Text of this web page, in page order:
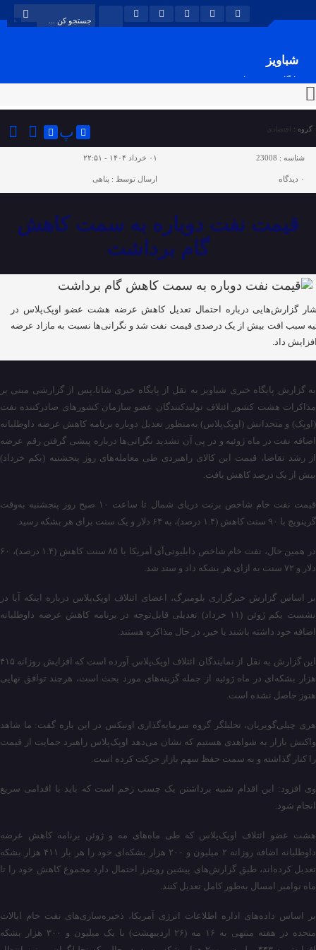
شباویز
پایگاه خبری شباویز
گروه : اقتصادی پ
شناسه : 23008 ۰۱ خرداد ۱۴۰۴ - ۲۲:۵۱
۰ دیدگاه ارسال توسط : پناهی
قیمت نفت دوباره به سمت کاهش
گام برداشت
گزارش‌هایی درباره احتمال تعدیل کاهش عرضه هشت عضو اوپک‌پلاس در
سبب افت بیش از یک درصدی قیمت نفت شد و نگرانی‌ها نسبت به مازاد عرضه
داد.
به گزارش پایگاه خبری شباویز به نقل از پایگاه خبری شانا،پس از گزارشی مبنی بر
مذاکرات هشت کشور ائتلاف تولیدکنندگان عضو سازمان کشورهای صادرکننده نفت
(اوپک) و متحدانش (اوپک‌پلاس) به‌منظور تعدیل دوباره برنامه کاهش عرضه داوطلبانه
اضافه نفت در ماه ژوئیه و در پی آن تشدید نگرانی‌ها درباره پیشی گرفتن رقم عرضه
از رشد تقاضا، قیمت این کالای راهبردی طی معامله‌های روز پنجشنبه (یکم خرداد)
بیش از یک درصد کاهش یافت.
قیمت نفت خام شاخص برنت دریای شمال تا ساعت ۱۰ صبح روز پنجشنبه به‌وقت
گرینویچ با ۹۰ سنت کاهش (۱.۴ درصد)، به ۶۴ دلار و یک سنت برای هر بشکه رسید.
در همین حال، نفت خام شاخص دابلیوتی‌آی آمریکا با ۸۵ سنت کاهش (۱.۴ درصد)، ۶۰
دلار و ۷۲ سنت به ازای هر بشکه داد و ستد شد.
بر اساس گزارش خبرگزاری بلومبرگ، اعضای ائتلاف اوپک‌پلاس درباره اینکه آیا در
نشست یکم ژوئن (۱۱ خرداد) تعدیلی قابل‌توجه در برنامه کاهش عرضه داوطلبانه
اضافه خود داشته باشند یا خیر، در حال مذاکره هستند.
این گزارش به نقل از نمایندگان ائتلاف اوپک‌پلاس آورده است که افزایش روزانه ۴۱۵
هزار بشکه‌ای در ماه ژوئیه از جمله گزینه‌های مورد بحث است، هرچند توافق نهایی
هنوز حاصل نشده است.
هری چیلی‌گویریان، تحلیلگر گروه سرمایه‌گذاری اونیکس در این باره گفت: ما شاهد
واکنش بازار به شواهدی هستیم که نشان می‌دهد اوپک‌پلاس راهبرد حمایت از قیمت
را کنار گذاشته و به سمت حفظ سهم بازار حرکت کرده است.
وی افزود: این اقدام شبیه برداشتن یک چسب زخم است که باید با اقدامی سریع
انجام شود.
هشت عضو ائتلاف اوپک‌پلاس که طی ماه‌های مه و ژوئن برنامه کاهش عرضه
داوطلبانه اضافه روزانه ۲ میلیون و ۲۰۰ هزار بشکه‌ای خود را هر بار ۴۱۱ هزار بشکه
تعدیل کرده‌اند، طبق گزارش‌های پیشین رویترز احتمال دارد مجموع کاهش خود را تا
ماه نوامبر امسال به‌طور کامل تعدیل کنند.
بر اساس داده‌های اداره اطلاعات انرژی آمریکا، ذخیره‌سازی‌های نفت خام ایالات
متحده در هفته منتهی به ۱۶ مه (۲۶ اردیبهشت) با یک میلیون و ۳۰۰ هزار بشکه